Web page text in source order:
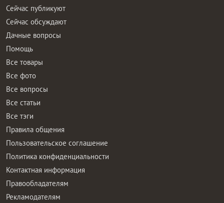
Сейчас публикуют
Сейчас обсуждают
Дачные вопросы
Помощь
Все товары
Все фото
Все вопросы
Все статьи
Все тэги
Правила общения
Пользовательское соглашение
Политика конфиденциальности
Контактная информация
Правообладателям
Рекламодателям